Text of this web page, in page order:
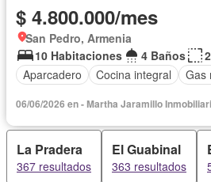
$ 4.800.000/mes
San Pedro, Armenia
10 Habitaciones
4 Baños
Aparcadero
Cocina integral Gas
06/06/2026 en - Martha Jaramillo
La Pradera
367 resultados
El Guabinal
363 resultados